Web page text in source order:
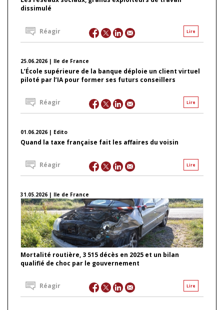
dissimulé
Lire
Réagir
25.06.2026 | Ile de France
L’École supérieure de la banque déploie un client virtuel
piloté par l’IA pour former ses futurs conseillers
Lire
Réagir
01.06.2026 | Edito
Quand la taxe française fait les affaires du voisin
Lire
Réagir
31.05.2026 | Ile de France
Mortalité routière, 3 515 décès en 2025 et un bilan
qualifié de choc par le gouvernement
Lire
Réagir